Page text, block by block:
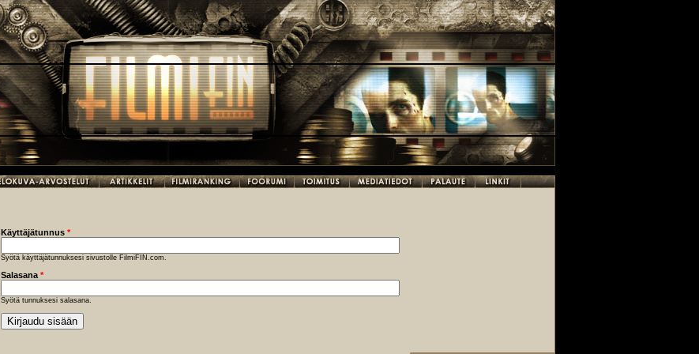
Käyttäjätunnus *
Syötä käyttäjätunnuksesi sivustolle FilmiFIN.com.
Salasana *
Syötä tunnuksesi salasana.